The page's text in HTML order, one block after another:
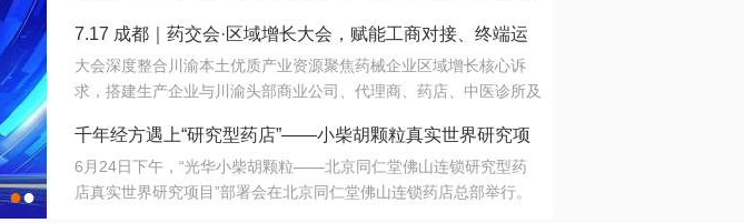
7.17 成都｜药交会·区域增长大会，赋能工商对接、终端运营
●●
法正重新定义研发效率；另一端是创新药“最后一公里”的支付与入院
难题，呼唤更成熟的产业生态。 同质化“内卷”已无出路，全产业链协
同与出海能力建设才是破局关键。 本届大会以 “重构生态，定义未
算力突围；从中药创新、复杂药物制剂、CGT、多肽与小核酸的技
术攻坚，到CDMO的柔性智造。 我们致力于打破壁垒，让“实验
室”与“生产线”、“研发端”与“支付端”深度对话，更让监管、产业、资
7.17 成都｜药交会·区域增长大会，赋能工商对接、终端运
营
大会深度整合川渝本土优质产业资源聚焦药械企业区域增长核心诉
求，搭建生产企业与川渝头部商业公司、代理商、药店、中医诊所及
域增量份额夯实西南市场战略布局
千年经方遇上“研究型药店”——小柴胡颗粒真实世界研究项
目在北京同仁堂佛山连锁启动
6月24日下午，“光华小柴胡颗粒——北京同仁堂佛山连锁研究型药
店真实世界研究项目”部署会在北京同仁堂佛山连锁药店总部举行。